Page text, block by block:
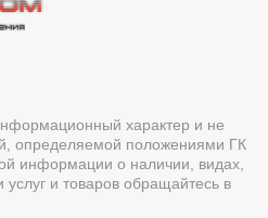
характер и не
определяемой положениями ГК
информации о наличии, видах,
услуг и товаров обращайтесь в